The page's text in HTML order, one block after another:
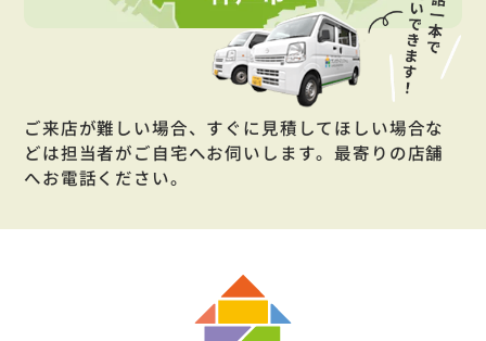
ご来店が難しい場合、すぐに見積してほしい場合な
どは担当者がご自宅へお伺いします。最寄りの店舗
へお電話ください。